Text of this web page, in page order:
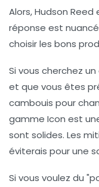
Alors, Hudson
réponse est
choisir les bons
Si vous cherchez
et que vous êtes
cambouis pour
gamme Icon est
sont solides. Les
éviterais pour une
Si vous voulez du